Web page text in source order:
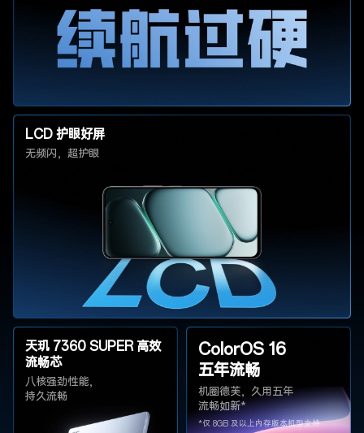
LCD 护眼好屏
无频闪，超护眼
天玑 7360 SUPER 高效
流畅芯
八核强劲性能，
持久流畅
ColorOS 16
五年流畅
机圈德芙，久用五年
流畅如新*
*仅 8GB 及以上内存版本机型支持